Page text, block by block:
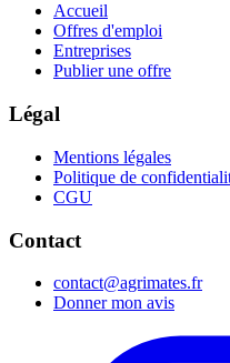
Accueil
Offres d'emploi
Entreprises
Publier une offre
Légal
Mentions légales
Politique de
CGU
Contact
contact@agrimates.fr
Donner mon avis